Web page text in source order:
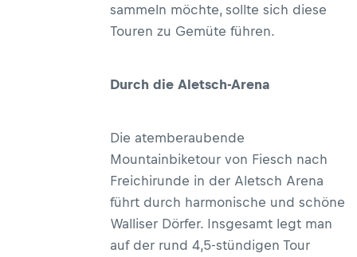
sammeln möchte, sollte sich diese
Touren zu Gemüte führen.
Durch die Aletsch-Arena
Die atemberaubende
Mountainbiketour von Fiesch nach
Freichirunde in der Aletsch Arena
führt durch harmonische und schöne
Walliser Dörfer. Insgesamt legt man
auf der rund 4,5-stündigen Tour